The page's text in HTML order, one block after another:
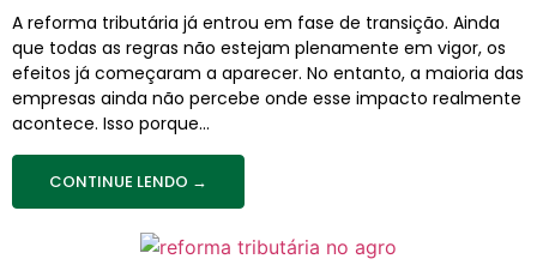
A reforma tributária já entrou em fase de transição. Ainda
que todas as regras não estejam plenamente em vigor, os
efeitos já começaram a aparecer. No entanto, a maioria das
empresas ainda não percebe onde esse impacto realmente
acontece. Isso porque...
CONTINUE LENDO →